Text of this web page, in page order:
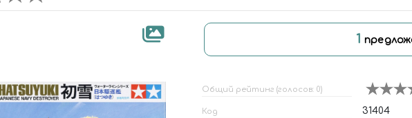
1
Общий рейтинг (голосов: 0)
Код 31404